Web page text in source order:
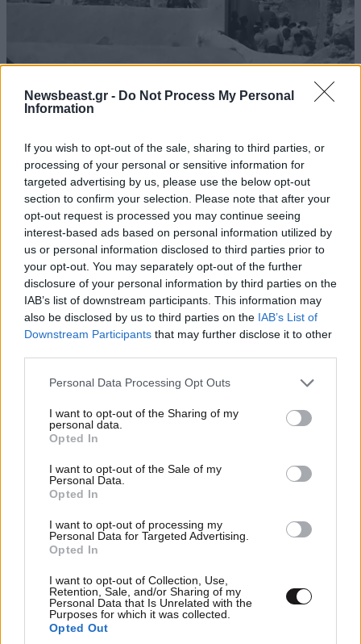
Newsbeast.gr - Do Not Process My Personal
Information
If you wish to opt-out of the sale, sharing to third parties, or
processing of your personal or sensitive information for
targeted advertising by us, please use the below opt-out
section to confirm your selection. Please note that after your
opt-out request is processed you may continue seeing
interest-based ads based on personal information utilized by
us or personal information disclosed to third parties prior to
your opt-out. You may separately opt-out of the further
disclosure of your personal information by third parties on the
IAB’s list of downstream participants. This information may
also be disclosed by us to third parties on the IAB’s List of
Downstream Participants that may further disclose it to other
Please note that this website/app uses one or more Google
not limited to your visit or usage behaviour. You may click to
grant or deny consent to Google and its third-party tags to
use your data for below specified purposes in below Google
consent section.
Personal Data Processing Opt Outs
I want to opt-out of the Sharing of my
personal data.
Opted In
I want to opt-out of the Sale of my
Personal Data.
Opted In
I want to opt-out of processing my
Personal Data for Targeted Advertising.
Opted In
I want to opt-out of Collection, Use,
Retention, Sale, and/or Sharing of my
Personal Data that Is Unrelated with the
Purposes for which it was collected.
Opted Out
1956:Ισχυρός σεισμός μεγέθους 7,5 Ρίχτερ πλήττει
τη Σαντορίνη και τα γύρω νησιά, προκαλώντας 53
νεκρούς και περισσότερους από 100 τραυματίες. Η
καταστροφή είναι εκτεταμένη: καταρρέουν
ολόκληρα χωριά, 529 σπίτια καταστρέφονται
ολοσχερώς και πάνω από 3.200 κτίρια υφίστανται
σοβαρές ζημιές. Ακολουθεί ένα από τα μεγαλύτερα
παλιρροϊκά κύματα (τσουνάμι) που έχουν
καταγραφεί στη Μεσόγειο, με ύψος έως 25 μέτρα
στις ακτές της Αμοργού, το οποίο φτάνει μέχρι την
ζημιές και φόβο στους κατοίκους. Η τραγωδία αυτή
σημαδεύει τη νεότερη ιστορία των Κυκλάδων και
οδηγεί σε μαζική εσωτερική μετανάστευση από τη
Σαντορίνη προς την Αθήνα, ενώ η κρατική και
διεθνής βοήθεια κινητοποιούνται για την
ανακούφιση των πληγέντων.
: Αρχίζει στο στρατοδικείο Αθηνών η δίκη του
Μανώλη Γλέζου
φυλάκισης.